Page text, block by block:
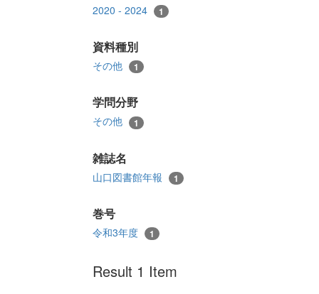
2020 - 2024 1
資料種別
その他 1
学問分野
その他 1
雑誌名
山口図書館年報 1
巻号
令和3年度 1
Result 1 Item